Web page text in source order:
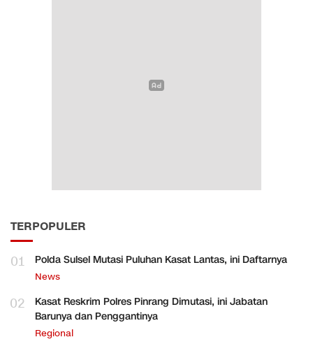
TERPOPULER
01 Polda Sulsel Mutasi Puluhan Kasat Lantas, ini Daftarnya
News
02
Kasat Reskrim Polres Pinrang Dimutasi, ini Jabatan
Barunya dan Penggantinya
Regional